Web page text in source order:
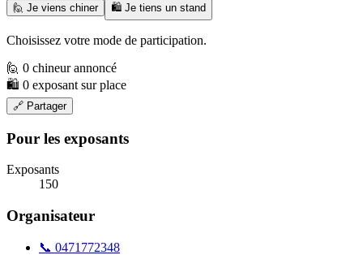
🙋 Je viens chiner 🛍️ Je tiens un stand
Choisissez votre mode de participation.
🙋 0 chineur annoncé
🛍️ 0 exposant sur place
🔗 Partager
Pour les exposants
Exposants
150
Organisateur
📞 0471772348